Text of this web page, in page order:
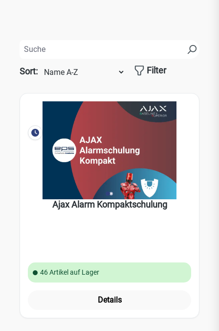
Filter
Sort:
Ajax Alarm Kompaktschulung
46 Artikel auf Lager
Details